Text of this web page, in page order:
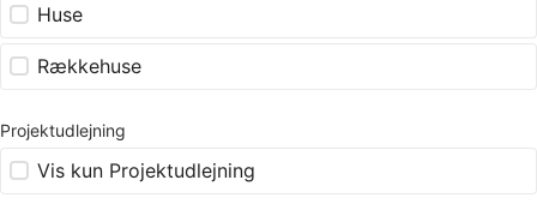
Huse
Rækkehuse
Projektudlejning
Vis kun Projektudlejning